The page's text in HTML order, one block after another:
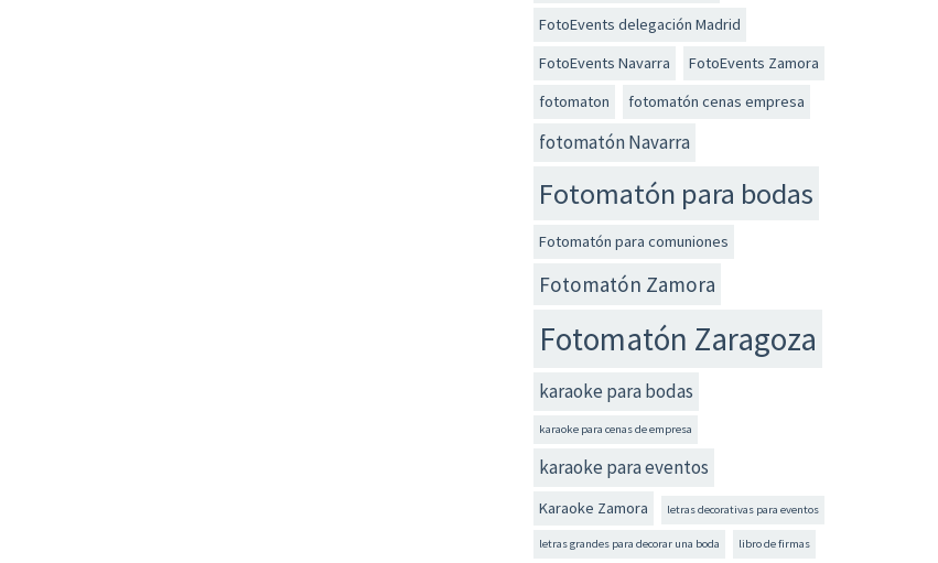
FotoEvents delegación Madrid
FotoEvents Navarra
FotoEvents Zamora
fotomaton
fotomatón cenas empresa
fotomatón Navarra
Fotomatón para bodas
Fotomatón para comuniones
Fotomatón Zamora
Fotomatón Zaragoza
karaoke para bodas
karaoke para cenas de empresa
karaoke para eventos
Karaoke Zamora letras decorativas para eventos
letras grandes para decorar una boda libro de firmas